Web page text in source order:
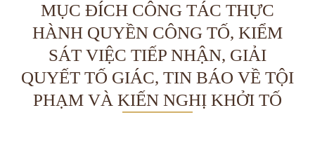
MỤC ĐÍCH CÔNG TÁC THỰC
HÀNH QUYỀN CÔNG TỐ, KIỂM
SÁT VIỆC TIẾP NHẬN, GIẢI
QUYẾT TỐ GIÁC, TIN BÁO VỀ TỘI
PHẠM VÀ KIẾN NGHỊ KHỞI TỐ